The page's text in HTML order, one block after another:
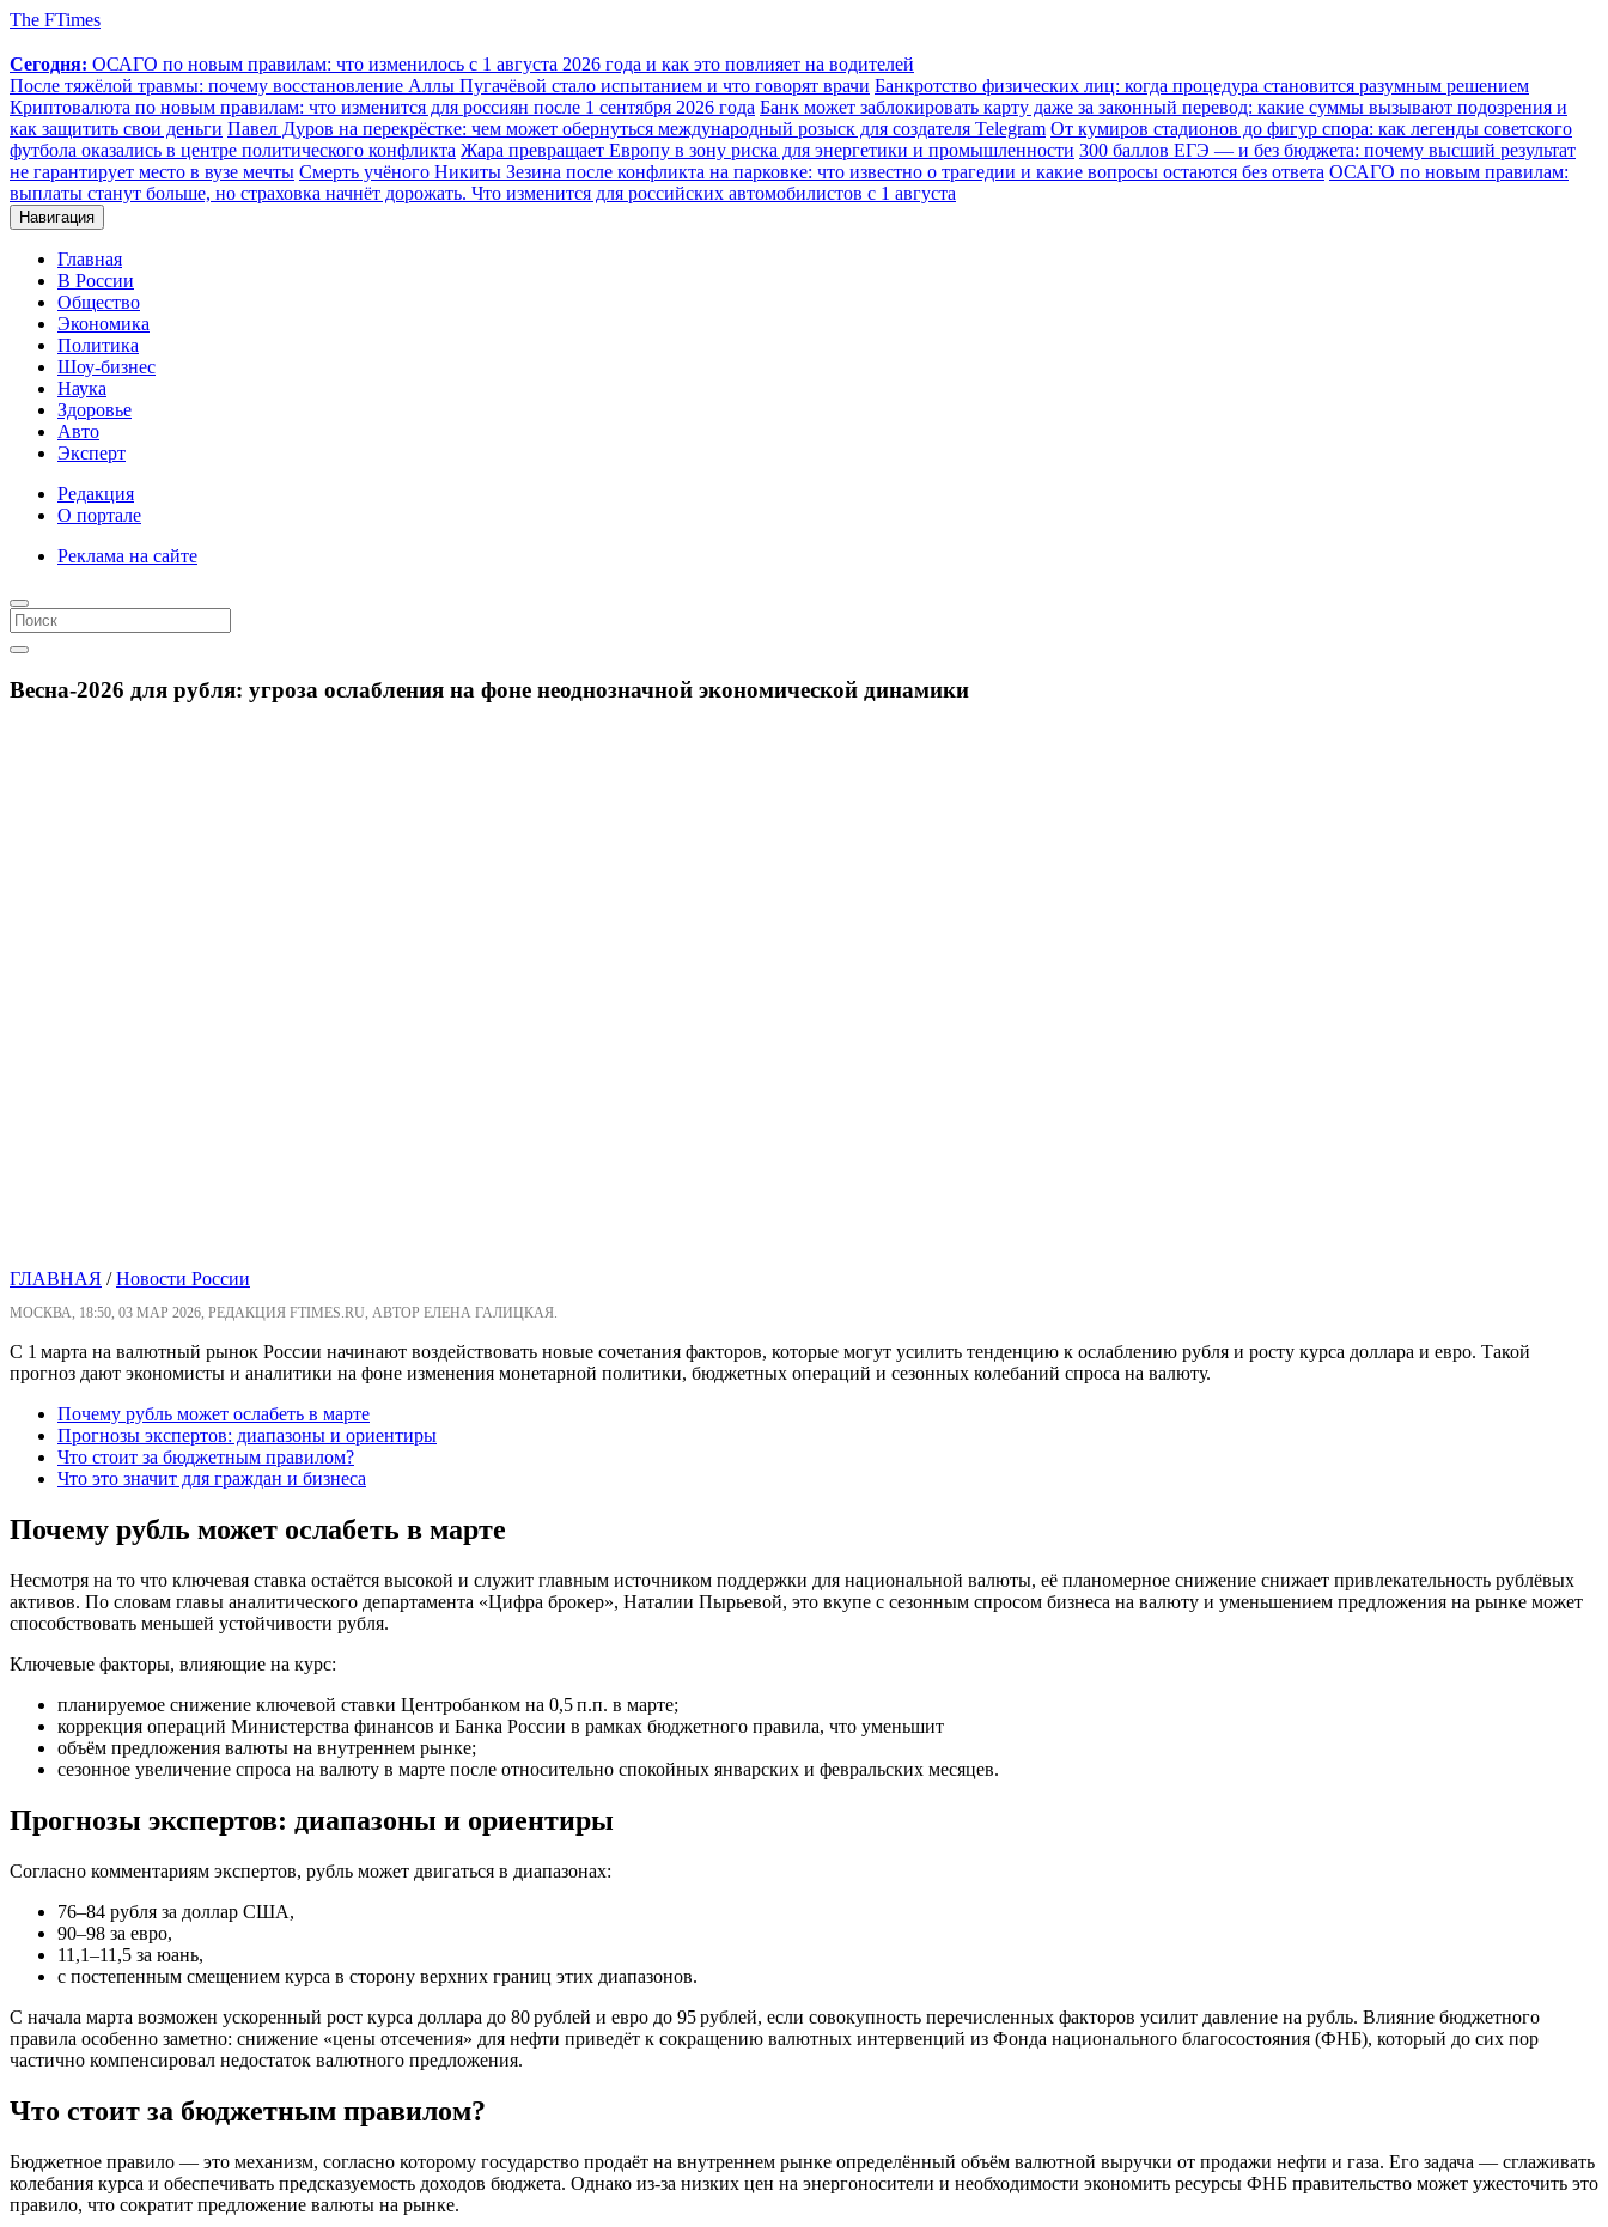
The FTimes
Сегодня: ОСАГО по новым правилам: что изменилось с 1 августа 2026 года и как это повлияет на водителей
После тяжёлой травмы: почему восстановление Аллы Пугачёвой стало испытанием и что говорят врачи Банкротство физических лиц: когда процедура становится разумным решением
Криптовалюта по новым правилам: что изменится для россиян после 1 сентября 2026 года Банк может заблокировать карту даже за законный перевод: какие суммы вызывают подозрения и
как защитить свои деньги Павел Дуров на перекрёстке: чем может обернуться международный розыск для создателя Telegram От кумиров стадионов до фигур спора: как легенды советского
футбола оказались в центре политического конфликта Жара превращает Европу в зону риска для энергетики и промышленности 300 баллов ЕГЭ — и без бюджета: почему высший результат
не гарантирует место в вузе мечты Смерть учёного Никиты Зезина после конфликта на парковке: что известно о трагедии и какие вопросы остаются без ответа ОСАГО по новым правилам:
выплаты станут больше, но страховка начнёт дорожать. Что изменится для российских автомобилистов с 1 августа
Навигация
Главная
В России
Общество
Экономика
Политика
Шоу-бизнес
Наука
Здоровье
Авто
Эксперт
Редакция
О портале
Реклама на сайте
Весна‑2026 для рубля: угроза ослабления на фоне неоднозначной экономической динамики
ГЛАВНАЯ /Новости России
МОСКВА, 18:50, 03 МАР 2026, РЕДАКЦИЯ FTIMES.RU, АВТОР ЕЛЕНА ГАЛИЦКАЯ.
С 1 марта на валютный рынок России начинают воздействовать новые сочетания факторов, которые могут усилить тенденцию к ослаблению рубля и росту курса доллара и евро. Такой
прогноз дают экономисты и аналитики на фоне изменения монетарной политики, бюджетных операций и сезонных колебаний спроса на валюту.
Почему рубль может ослабеть в марте
Прогнозы экспертов: диапазоны и ориентиры
Что стоит за бюджетным правилом?
Что это значит для граждан и бизнеса
Почему рубль может ослабеть в марте
Несмотря на то что ключевая ставка остаётся высокой и служит главным источником поддержки для национальной валюты, её планомерное снижение снижает привлекательность рублёвых
активов. По словам главы аналитического департамента «Цифра брокер», Наталии Пырьевой, это вкупе с сезонным спросом бизнеса на валюту и уменьшением предложения на рынке может
способствовать меньшей устойчивости рубля.
Ключевые факторы, влияющие на курс:
планируемое снижение ключевой ставки Центробанком на 0,5 п.п. в марте;
коррекция операций Министерства финансов и Банка России в рамках бюджетного правила, что уменьшит
объём предложения валюты на внутреннем рынке;
сезонное увеличение спроса на валюту в марте после относительно спокойных январских и февральских месяцев.
Прогнозы экспертов: диапазоны и ориентиры
Согласно комментариям экспертов, рубль может двигаться в диапазонах:
76–84 рубля за доллар США,
90–98 за евро,
11,1–11,5 за юань,
с постепенным смещением курса в сторону верхних границ этих диапазонов.
С начала марта возможен ускоренный рост курса доллара до 80 рублей и евро до 95 рублей, если совокупность перечисленных факторов усилит давление на рубль. Влияние бюджетного
правила особенно заметно: снижение «цены отсечения» для нефти приведёт к сокращению валютных интервенций из Фонда национального благосостояния (ФНБ), который до сих пор
частично компенсировал недостаток валютного предложения.
Что стоит за бюджетным правилом?
Бюджетное правило — это механизм, согласно которому государство продаёт на внутреннем рынке определённый объём валютной выручки от продажи нефти и газа. Его задача — сглаживать
колебания курса и обеспечивать предсказуемость доходов бюджета. Однако из‑за низких цен на энергоносители и необходимости экономить ресурсы ФНБ правительство может ужесточить это
правило, что сократит предложение валюты на рынке.